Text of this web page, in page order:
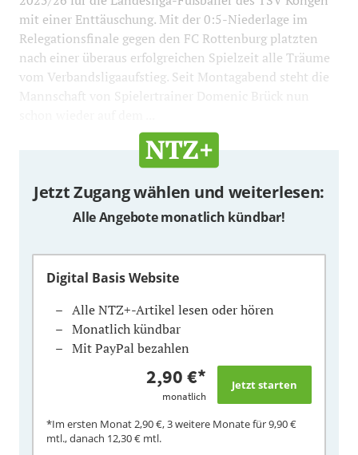
mit einer Enttäuschung. Mit der 0:5-Niederlage im
Relegationsfinale gegen den FC Rottenburg platzten
nach einer überaus erfolgreichen Spielzeit alle Träume
vom Verbandsligaaufstieg. Seit Montagabend steht die
Mannschaft von Spielertrainer Domenic Brück nun
Jetzt Zugang wählen und weiterlesen:
Alle Angebote monatlich kündbar!
Digital Basis Website
Alle NTZ+-Artikel lesen oder hören
Monatlich kündbar
Mit PayPal bezahlen
2,90 €*
monatlich
*Im ersten Monat2,90 €, 3 weitere Monate für9,90 €
mtl., danach 12,30 € mtl.